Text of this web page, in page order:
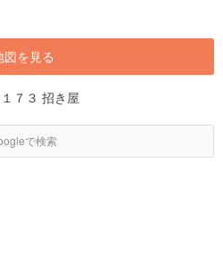
す。人気の観光スポットやご
図を見る
７３ 招き屋
で検索